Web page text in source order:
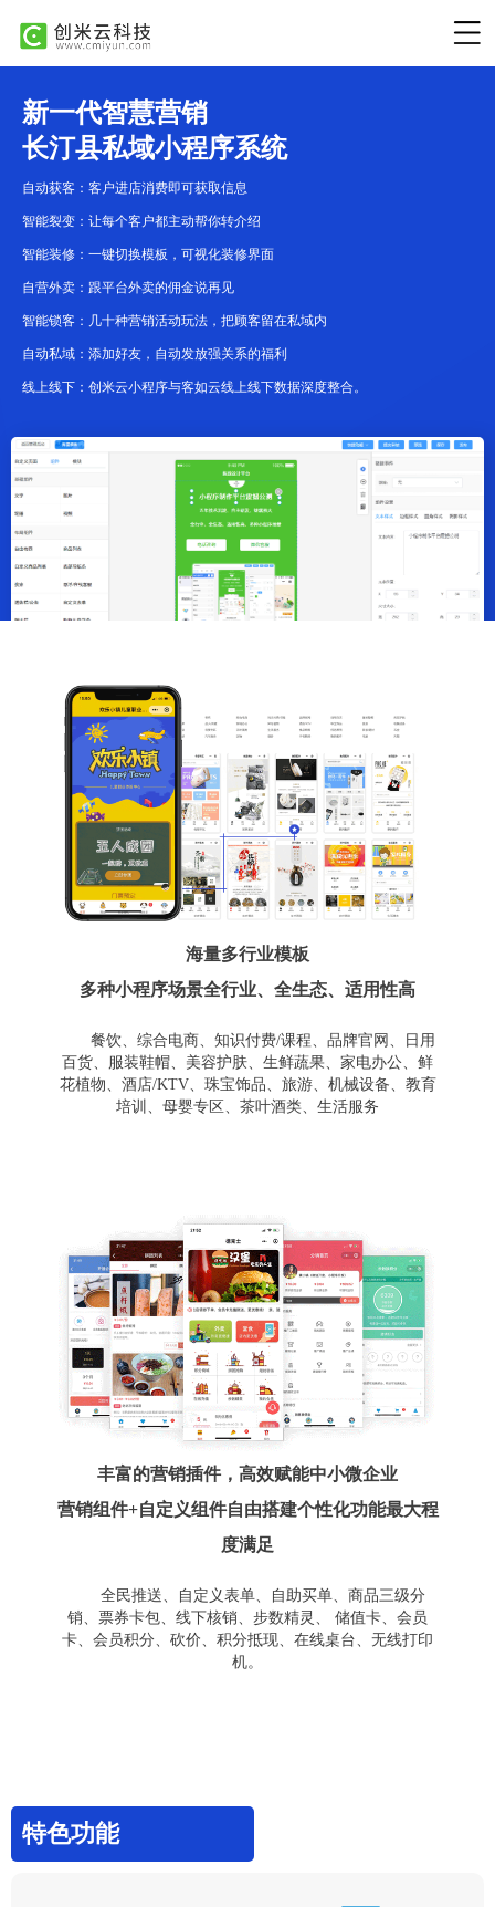
新一代智慧营销
长汀县私域小程序系统
自动获客：客户进店消费即可获取信息
智能裂变：让每个客户都主动帮你转介绍
智能装修：一键切换模板，可视化装修界面
自营外卖：跟平台外卖的佣金说再见
智能锁客：几十种营销活动玩法，把顾客留在私域内
自动私域：添加好友，自动发放强关系的福利
线上线下：创米云小程序与客如云线上线下数据深度整合。
海量多行业模板
多种小程序场景全行业、全生态、适用性高
餐饮、综合电商、知识付费/课程、品牌官网、日用
百货、服装鞋帽、美容护肤、生鲜蔬果、家电办公、鲜
花植物、酒店/KTV、珠宝饰品、旅游、机械设备、教育
培训、母婴专区、茶叶酒类、生活服务
丰富的营销插件，高效赋能中小微企业
营销组件+自定义组件自由搭建个性化功能最大程
度满足
全民推送、自定义表单、自助买单、商品三级分
销、票券卡包、线下核销、步数精灵、 储值卡、会员
卡、会员积分、砍价、积分抵现、在线桌台、无线打印
机。
特色功能